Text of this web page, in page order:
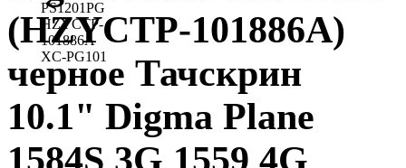
(HZYCTP-101886A)
черное Тачскрин
10.1" Digma Plane